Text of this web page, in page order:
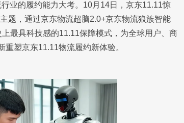
业的履约能力大考。10月14日，京东11.11惊
题，通过京东物流超脑2.0+京东物流狼族智能
最具科技感的11.11保障模式，为全球用户、商
塑京东11.11物流履约新体验。